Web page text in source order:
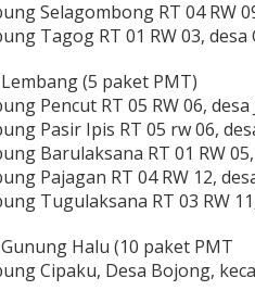
Selagombong RT 04 RW
Tagog RT 01 RW 03,
(5 paket PMT)
Pencut RT 05 RW 06, desa
Pasir Ipis RT 05 rw 06,
Barulaksana RT 01 RW
Pajagan RT 04 RW 12,
Tugulaksana RT 03 RW
Halu (10 paket PMT
Cipaku, Desa Bojong,